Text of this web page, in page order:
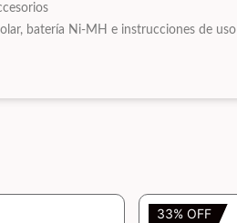
batería Ni-MH e instrucciones de uso
33% OFF